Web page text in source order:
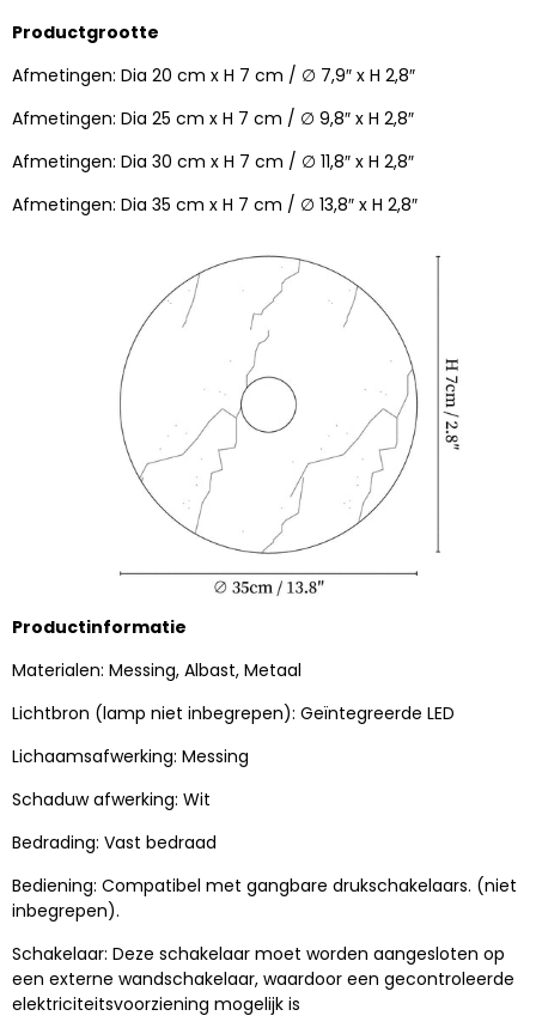
Productgrootte
Afmetingen: Dia 20 cm x H 7 cm / ∅ 7,9″ x H 2,8″
Afmetingen: Dia 25 cm x H 7 cm / ∅ 9,8″ x H 2,8″
Afmetingen: Dia 30 cm x H 7 cm / ∅ 11,8″ x H 2,8″
Afmetingen: Dia 35 cm x H 7 cm / ∅ 13,8″ x H 2,8″
Productinformatie
Materialen: Messing, Albast, Metaal
Lichtbron (lamp niet inbegrepen): Geïntegreerde LED
Lichaamsafwerking: Messing
Schaduw afwerking: Wit
Bedrading: Vast bedraad
Bediening: Compatibel met gangbare drukschakelaars. (niet
inbegrepen).
Schakelaar: Deze schakelaar moet worden aangesloten op
een externe wandschakelaar, waardoor een gecontroleerde
elektriciteitsvoorziening mogelijk is